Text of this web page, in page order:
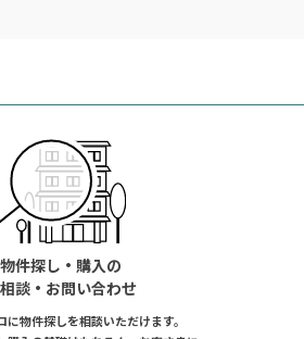
物件探し・購入の
談・お問い合わせ
に物件探しを相談いただけます。